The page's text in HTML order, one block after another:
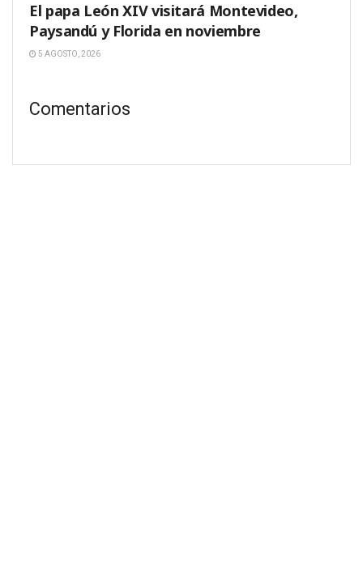
El papa León XIV visitará Montevideo,
Paysandú y Florida en noviembre
5 AGOSTO, 2026
Comentarios